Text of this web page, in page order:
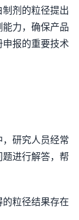
剂的粒径提出
力，确保产品
报的重要技术
研究人员经常
进行解答，帮
粒径结果存在